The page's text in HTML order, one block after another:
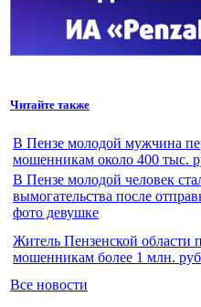
Читайте также
В Пензе молодой мужчина
мошенникам около 400 тыс.
В Пензе молодой человек
вымогательства после
фото девушке
Житель Пензенской области
мошенникам более 1 млн.
Все новости